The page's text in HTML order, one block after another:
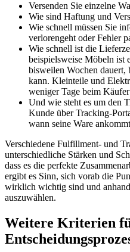
Versenden Sie einzelne
Wie sind Haftung und
Wie schnell müssen Sie
verlorengeht oder Fehler
Wie schnell ist die
beispielsweise Möbeln ist
bisweilen Wochen
kann. Kleinteile und
weniger Tage beim
Und wie steht es um den
Kunde über Tracking-
wann seine Ware
Verschiedene Fulfillment- und
unterschiedliche Stärken und
dass es die perfekte
ergibt es Sinn, sich vorab die
wirklich wichtig sind und
auszuwählen.
Weitere Kriterien